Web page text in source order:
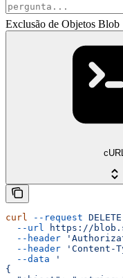
Exclusão de Objetos Blob
curl --request DELETE
  --url
https://
  --header
  --header
'Content-
  --data
'
{